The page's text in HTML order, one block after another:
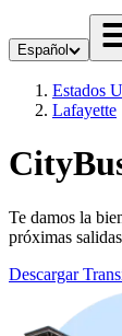
Español
Estados
Lafayette
Te damos la
próximas
Descargar